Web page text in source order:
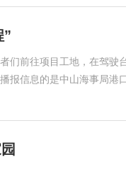
”
们前往项目工地，在驾
报信息的是中山海事局港